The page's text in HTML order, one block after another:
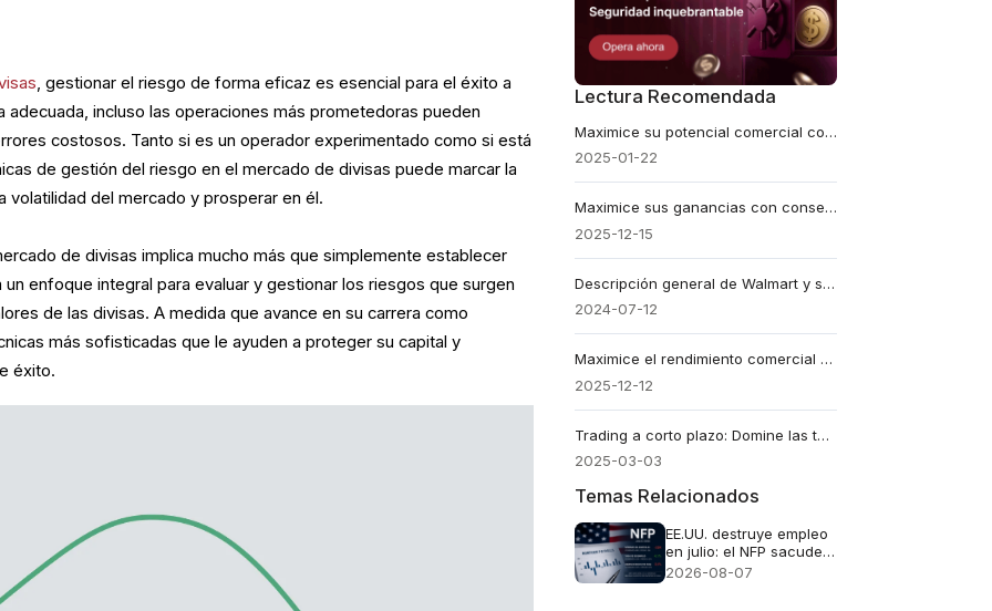
, gestionar el riesgo de forma eficaz es esencial para el éxito a
adecuada, incluso las operaciones más prometedoras pueden
costosos. Tanto si es un operador experimentado como si está
de gestión del riesgo en el mercado de divisas puede marcar la
volatilidad del mercado y prosperar en él.
de divisas implica mucho más que simplemente establecer
enfoque integral para evaluar y gestionar los riesgos que surgen
de las divisas. A medida que avance en su carrera como
más sofisticadas que le ayuden a proteger su capital y
éxito.
Lectura Recomendada
Maximice su potencial comercial con Forex Web Traders
2025-01-22
Maximice sus ganancias con consejos y herramientas del trading intradía
2025-12-15
Descripción general de Walmart y su valoración de inversión
2024-07-12
Maximice el rendimiento comercial con la relación riesgo-recompensa
2025-12-12
Trading a corto plazo: Domine las tendencias y maximice las ganancias
2025-03-03
Temas Relacionados
EE.UU. destruye empleo
en julio: el NFP sacude
al dólar y dispara al oro
2026-08-07